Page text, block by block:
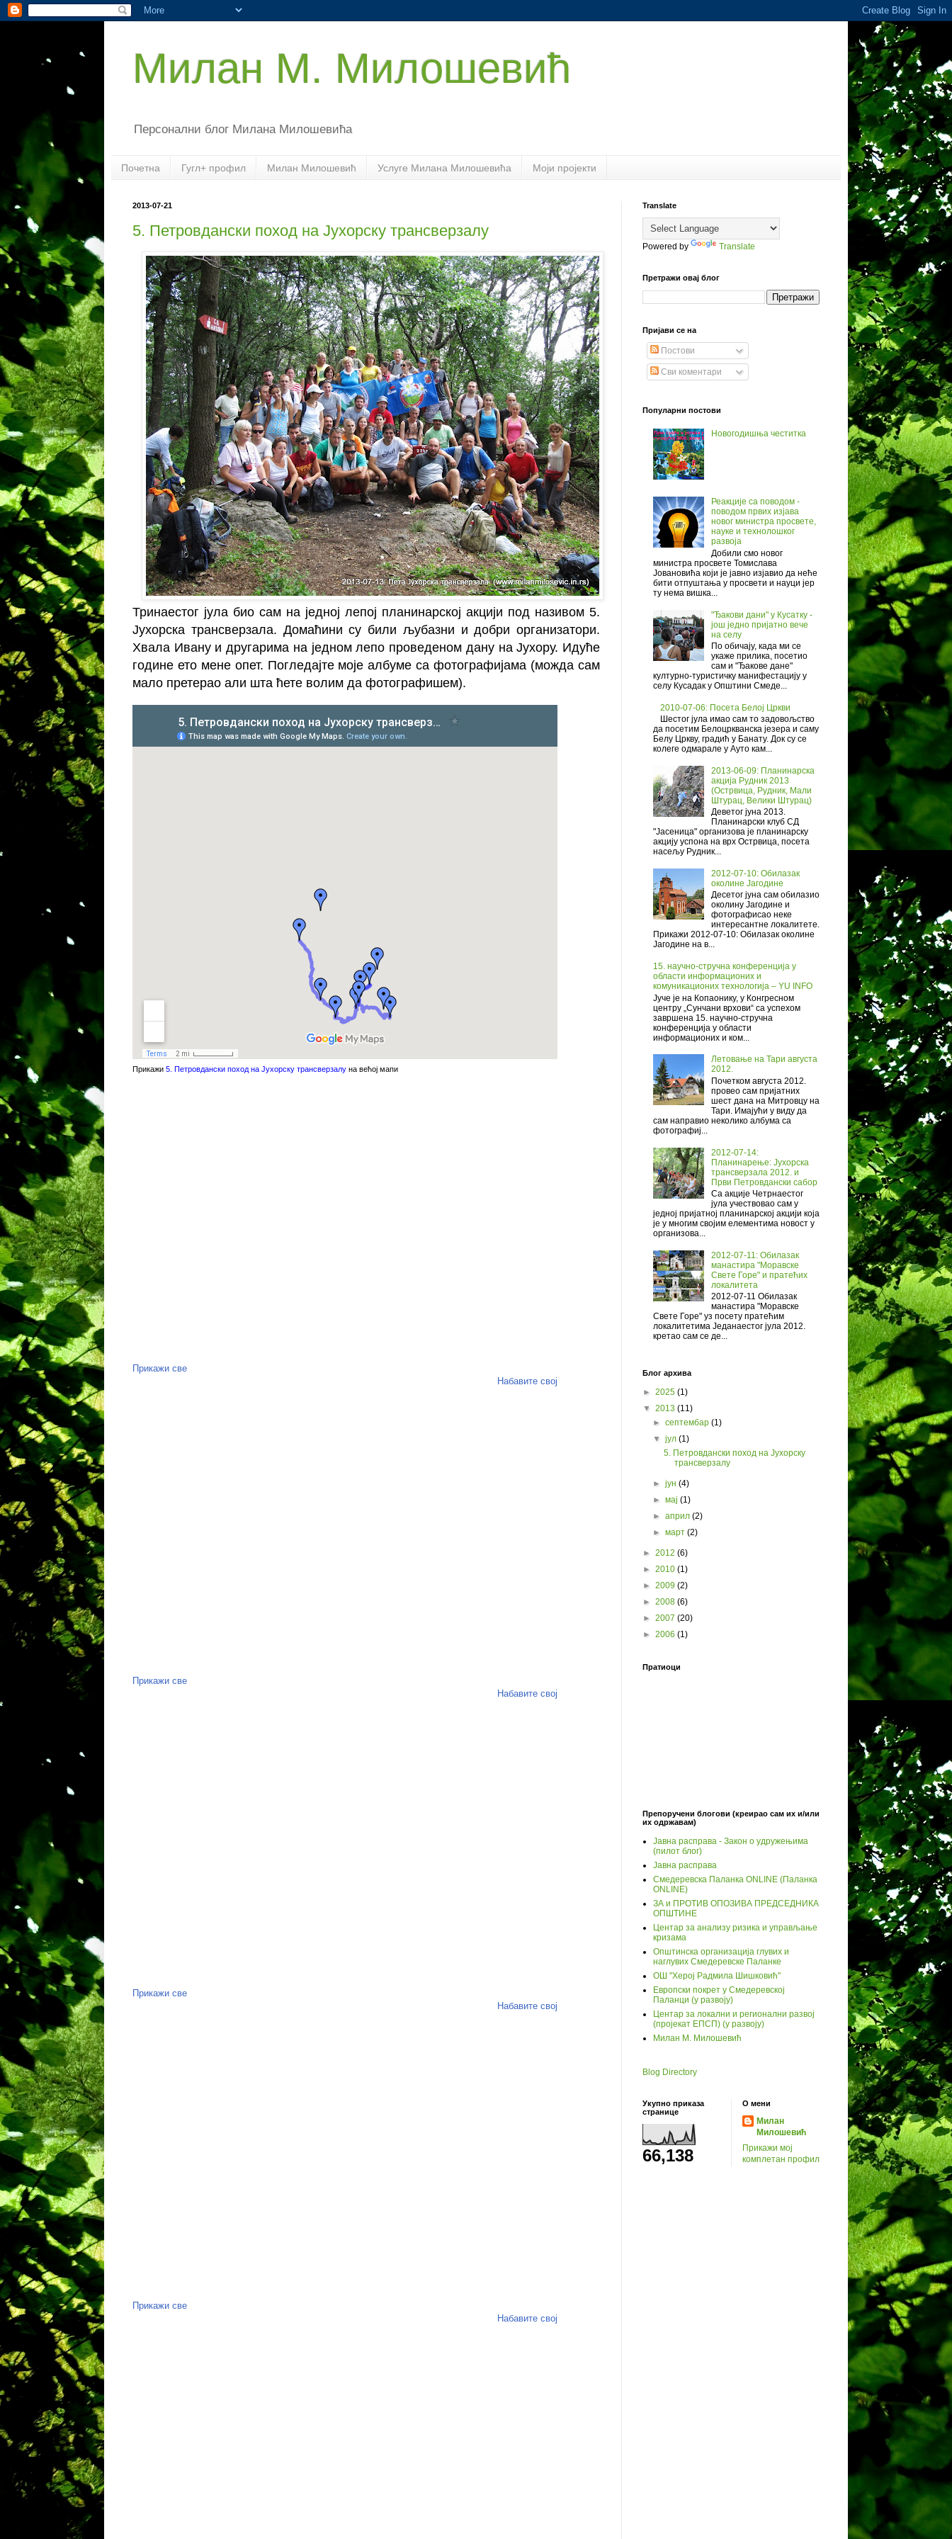
Милан М. Милошевић
Персонални блог Милана Милошевића
Почетна Гугл+ профил Милан Милошевић Услуге Милана Милошевића Моји пројекти
2013-07-21
5. Петровдански поход на Јухорску трансверзалу
Тринаестог јула био сам на једној лепој планинарској акцији под називом 5.
Јухорска трансверзала. Домаћини су били љубазни и добри организатори.
Хвала Ивану и другарима на једном лепо проведеном дану на Јухору. Идуће
године ето мене опет. Погледајте моје албуме са фотографијама (можда сам
мало претерао али шта ћете волим да фотографишем).
Прикажи 5. Петровдански поход на Јухорску трансверзалу на већој мапи
Прикажи све
Набавите свој
Прикажи све
Набавите свој
Прикажи све
Набавите свој
Прикажи све
Набавите свој
Translate
Powered by Translate
Претражи овај блог
Пријави се на
Постови
Сви коментари
Популарни постови
Новогодишња честитка
Реакције са поводом -
поводом првих изјава
новог министра просвете,
науке и технолошког
развоја
Добили смо новог
министра просвете Томислава
Јовановића који је јавно изјавио да неће
бити отпуштања у просвети и науци јер
ту нема вишка...
"Ђакови дани" у Кусатку -
још једно пријатно вече
на селу
По обичају, када ми се
укаже прилика, посетио
сам и "Ђакове дане"
културно-туристичку манифестацију у
селу Кусадак у Општини Смеде...
2010-07-06: Посета Белој Цркви
Шестог јула имао сам то задовољство
да посетим Белоцркванска језера и саму
Белу Цркву, градић у Банату. Док су се
колеге одмарале у Ауто кам...
2013-06-09: Планинарска
акција Рудник 2013
(Острвица, Рудник, Мали
Штурац, Велики Штурац)
Деветог јуна 2013.
Планинарски клуб СД
"Јасеница" организова је планинарску
акцију успона на врх Острвица, посета
насељу Рудник...
2012-07-10: Обилазак
околине Јагодине
Десетог јуна сам обилазио
околину Јагодине и
фотографисао неке
интересантне локалитете.
Прикажи 2012-07-10: Обилазак околине
Јагодине на в...
15. научно-стручна конференција у
области информационих и
комуникационих технологија – YU INFO
Јуче је на Копаонику, у Конгресном
центру „Сунчани врхови“ са успехом
завршена 15. научно-стручна
конференција у области
информационих и ком...
Летовање на Тари августа
2012.
Почетком августа 2012.
провео сам пријатних
шест дана на Митровцу на
Тари. Имајући у виду да
сам направио неколико албума са
фотографиј...
2012-07-14:
Планинарење: Јухорска
трансверзала 2012. и
Први Петровдански сабор
Са акције Четрнаестог
јула учествовао сам у
једној пријатној планинарској акцији која
је у многим својим елементима новост у
организова...
2012-07-11: Обилазак
манастира "Моравске
Свете Горе" и пратећих
локалитета
2012-07-11 Обилазак
манастира "Моравске
Свете Горе" уз посету пратећим
локалитетима Једанаестог јула 2012.
кретао сам се де...
Блог архива
► 2025 (1)
▼ 2013 (11)
►септембар(1)
▼јул(1)
5. Петровдански поход на Јухорску
трансверзалу
►јун(4)
►мај(1)
►април(2)
►март(2)
► 2012 (6)
► 2010 (1)
► 2009 (2)
► 2008 (6)
► 2007 (20)
► 2006 (1)
Пратиоци
Препоручени блогови (креирао сам их и/или
их одржавам)
Јавна расправа - Закон о удружењима
(пилот блог)
Јавна расправа
Смедеревска Паланка ONLINE (Паланка
ONLINE)
ЗА и ПРОТИВ ОПОЗИВА ПРЕДСЕДНИКА
ОПШТИНЕ
Центар за анализу ризика и управљање
кризама
Општинска организација глувих и
наглувих Смедеревске Паланке
ОШ "Херој Радмила Шишковић"
Европски покрет у Смедеревској
Паланци (у развоју)
Центар за локални и регионални развој
(пројекат ЕПСП) (у развоју)
Милан М. Милошевић
Blog Directory
Укупно приказа
странице
66,138
О мени
Милан
Милошевић
Прикажи мој
комплетан профил